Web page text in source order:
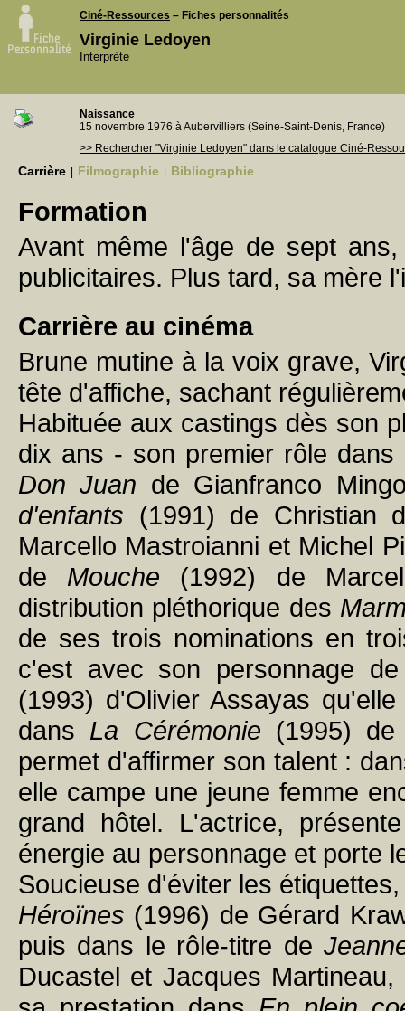
Ciné-Ressources – Fiches personnalités
Virginie Ledoyen
Interprète
Naissance
15 novembre 1976 à Aubervilliers (Seine-Saint-Denis, France)
>> Rechercher "Virginie Ledoyen" dans le catalogue Ciné-
Carrière Filmographie Bibliographie
Formation
Avant même l'âge de sept
publicitaires. Plus tard, sa mère
Carrière au cinéma
Brune mutine à la voix grave,
tête d'affiche, sachant
Habituée aux castings dès son
dix ans - son premier rôle
Don Juan de Gianfranco
d'enfants (1991) de Christian
Marcello Mastroianni et Michel
de Mouche (1992) de
distribution pléthorique des
de ses trois nominations en
c'est avec son personnage
(1993) d'Olivier Assayas
dans La Cérémonie (1995)
permet d'affirmer son talent :
elle campe une jeune femme
grand hôtel. L'actrice,
énergie au personnage et porte
Soucieuse d'éviter les
Héroïnes (1996) de Gérard
puis dans le rôle-titre de
Ducastel et Jacques